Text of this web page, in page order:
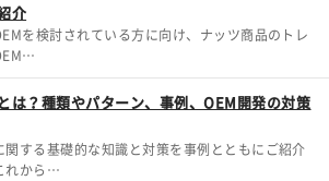
介
を検討されている方に向け、ナッツ商品のトレ
は？種類やパターン、事例、OEM開発の対策
関する基礎的な知識と対策を事例とともにご紹介
れから…